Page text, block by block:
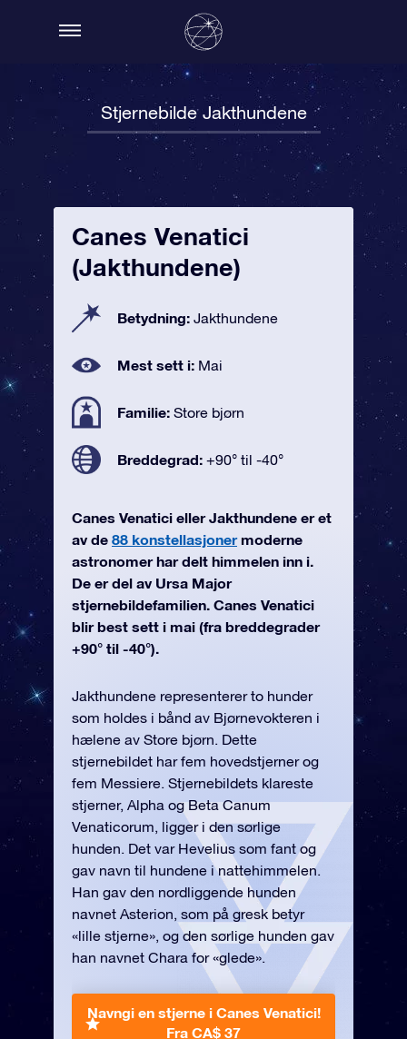
Stjernebilde Jakthundene
Canes Venatici
(Jakthundene)
Betydning: Jakthundene
Mest sett i: Mai
Familie: Store bjørn
Breddegrad: +90° til -40°
Canes Venatici eller Jakthundene er et
av de 88 konstellasjonermoderne
astronomer har delt himmelen inn i.
De er del av Ursa Major
stjernebildefamilien. Canes Venatici
blir best sett i mai (fra breddegrader
+90° til -40°).
Jakthundene representerer to hunder
som holdes i bånd av Bjørnevokteren i
hælene av Store bjørn. Dette
stjernebildet har fem hovedstjerner og
fem Messiere. Stjernebildets klareste
stjerner, Alpha og Beta Canum
Venaticorum, ligger i den sørlige
hunden. Det var Hevelius som fant og
gav navn til hundene i nattehimmelen.
Han gav den nordliggende hunden
navnet Asterion, som på gresk betyr
«lille stjerne», og den sørlige hunden gav
han navnet Chara for «glede».
Navngi en stjerne i Canes Venatici!
Fra CA$ 37